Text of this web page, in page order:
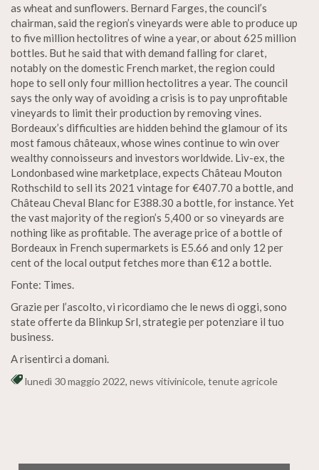
as wheat and sunflowers. Bernard Farges, the council’s
chairman, said the region’s vineyards were able to produce up
to five million hectolitres of wine a year, or about 625 million
bottles. But he said that with demand falling for claret,
notably on the domestic French market, the region could
hope to sell only four million hectolitres a year. The council
says the only way of avoiding a crisis is to pay unprofitable
vineyards to limit their production by removing vines.
Bordeaux’s difficulties are hidden behind the glamour of its
most famous châteaux, whose wines continue to win over
wealthy connoisseurs and investors worldwide. Liv-ex, the
Londonbased wine marketplace, expects Château Mouton
Rothschild to sell its 2021 vintage for €407.70 a bottle, and
Château Cheval Blanc for E388.30 a bottle, for instance. Yet
the vast majority of the region’s 5,400 or so vineyards are
nothing like as profitable. The average price of a bottle of
Bordeaux in French supermarkets is E5.66 and only 12 per
cent of the local output fetches more than €12 a bottle.
Fonte: Times.
Grazie per l’ascolto, vi ricordiamo che le news di oggi, sono
state offerte da Blinkup Srl, strategie per potenziare il tuo
business.
A risentirci a domani.
lunedì 30 maggio 2022, news vitivinicole, tenute agricole